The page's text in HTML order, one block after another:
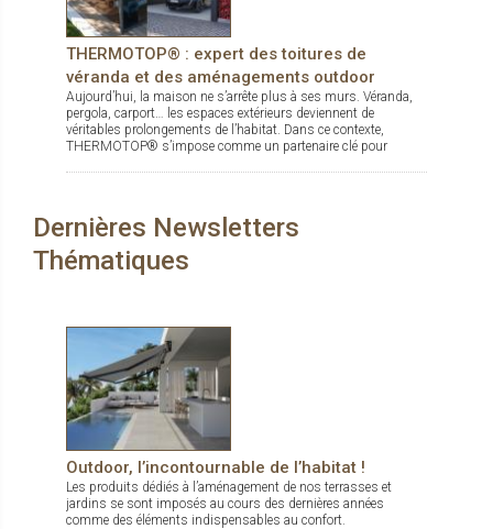
THERMOTOP® : expert des toitures de
véranda et des aménagements outdoor
Aujourd’hui, la maison ne s’arrête plus à ses murs. Véranda,
pergola, carport… les espaces extérieurs deviennent de
véritables prolongements de l’habitat. Dans ce contexte,
THERMOTOP® s’impose comme un partenaire clé pour
Dernières Newsletters
Thématiques
Outdoor, l’incontournable de l’habitat !
Les produits dédiés à l’aménagement de nos terrasses et
jardins se sont imposés au cours des dernières années
comme des éléments indispensables au confort.